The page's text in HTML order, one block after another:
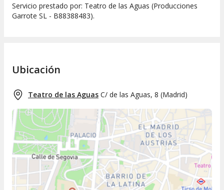
Servicio prestado por: Teatro de las Aguas (Producciones
Garrote SL - B88388483).
Ubicación
Teatro de las Aguas C/ de las Aguas, 8 (Madrid)